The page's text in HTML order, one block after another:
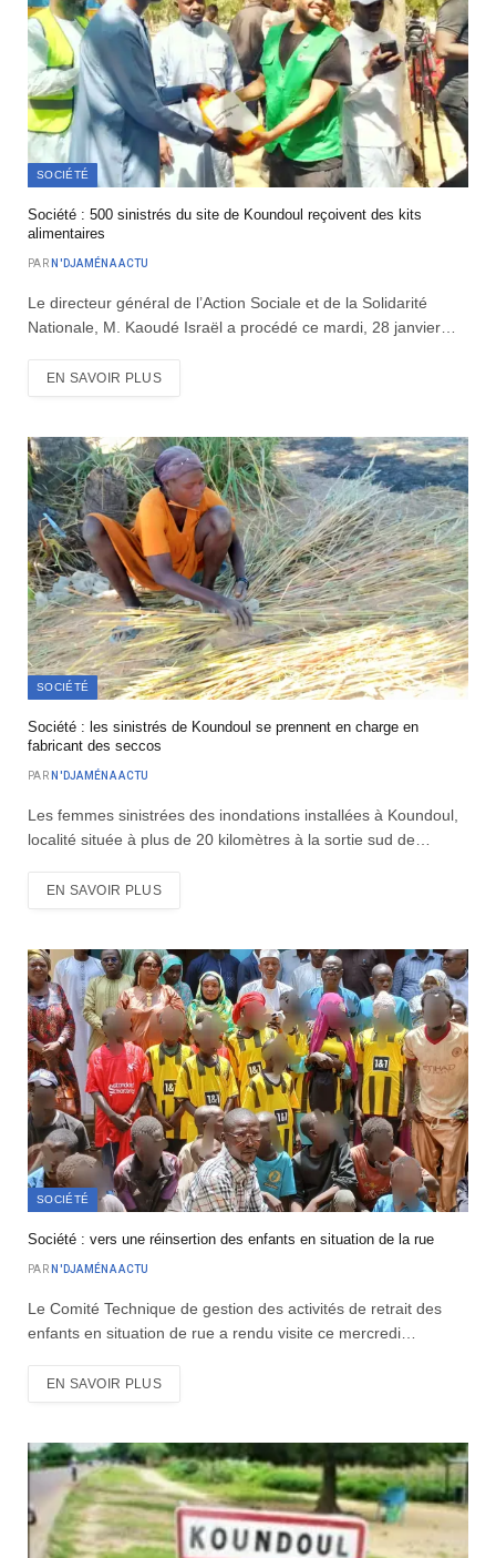
SOCIÉTÉ
Société : 500 sinistrés du site de Koundoul reçoivent des kits
alimentaires
PAR N'DJAMÉNA ACTU
Le directeur général de l’Action Sociale et de la Solidarité
Nationale, M. Kaoudé Israël a procédé ce mardi, 28 janvier…
EN SAVOIR PLUS
SOCIÉTÉ
Société : les sinistrés de Koundoul se prennent en charge en
fabricant des seccos
PAR N'DJAMÉNA ACTU
Les femmes sinistrées des inondations installées à Koundoul,
localité située à plus de 20 kilomètres à la sortie sud de…
EN SAVOIR PLUS
SOCIÉTÉ
Société : vers une réinsertion des enfants en situation de la rue
PAR N'DJAMÉNA ACTU
Le Comité Technique de gestion des activités de retrait des
enfants en situation de rue a rendu visite ce mercredi…
EN SAVOIR PLUS